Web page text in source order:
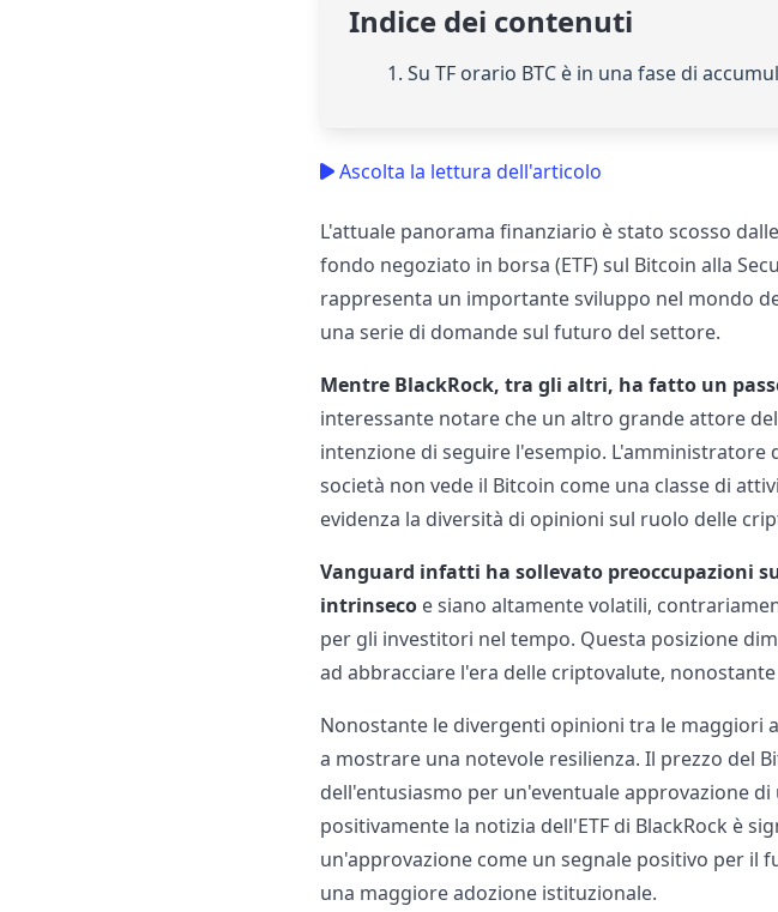
Indice dei contenuti
1. Su TF orario BTC è in una fase di
Ascolta la lettura dell'articolo
L'attuale panorama finanziario è stato scosso
fondo negoziato in borsa (ETF) sul Bitcoin alla
rappresenta un importante sviluppo nel mondo
una serie di domande sul futuro del settore.
Mentre BlackRock, tra gli altri, ha fatto un
interessante notare che un altro grande attore
intenzione di seguire l'esempio. L'amministratore
società non vede il Bitcoin come una classe di
evidenza la diversità di opinioni sul ruolo delle
Vanguard infatti ha sollevato preoccupazioni
intrinseco e siano altamente volatili,
per gli investitori nel tempo. Questa posizione
ad abbracciare l'era delle criptovalute,
Nonostante le divergenti opinioni tra le maggiori
a mostrare una notevole resilienza. Il prezzo del
dell'entusiasmo per un'eventuale approvazione
positivamente la notizia dell'ETF di BlackRock è
un'approvazione come un segnale positivo per il
una maggiore adozione istituzionale.